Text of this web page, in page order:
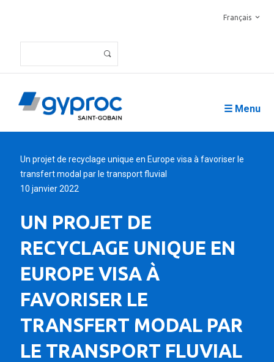
Français
☰ Menu
Un projet de recyclage unique en Europe visa à favoriser le
transfert modal par le transport fluvial
10 janvier 2022
UN PROJET DE
RECYCLAGE UNIQUE EN
EUROPE VISA À
FAVORISER LE
TRANSFERT MODAL PAR
LE TRANSPORT FLUVIAL